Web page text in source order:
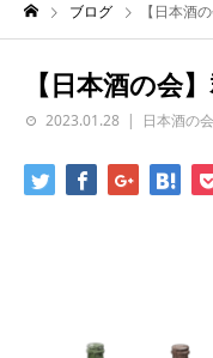
ブログ 【日本酒
【日本酒の会
2023.01.28 日本酒の会